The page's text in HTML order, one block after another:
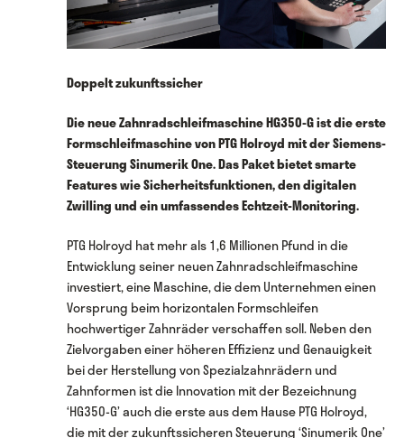
Doppelt zukunftssicher
Die neue Zahnradschleifmaschine HG350-G ist die erste
Formschleifmaschine von PTG Holroyd mit der Siemens-
Steuerung Sinumerik One. Das Paket bietet smarte
Features wie Sicherheitsfunktionen, den digitalen
Zwilling und ein umfassendes Echtzeit-Monitoring.
PTG Holroyd hat mehr als 1,6 Millionen Pfund in die
Entwicklung seiner neuen Zahnradschleifmaschine
investiert, eine Maschine, die dem Unternehmen einen
Vorsprung beim horizontalen Formschleifen
hochwertiger Zahnräder verschaffen soll. Neben den
Zielvorgaben einer höheren Effizienz und Genauigkeit
bei der Herstellung von Spezialzahnrädern und
Zahnformen ist die Innovation mit der Bezeichnung
‘HG350-G’ auch die erste aus dem Hause PTG Holroyd,
die mit der zukunftssicheren Steuerung ‘Sinumerik One’